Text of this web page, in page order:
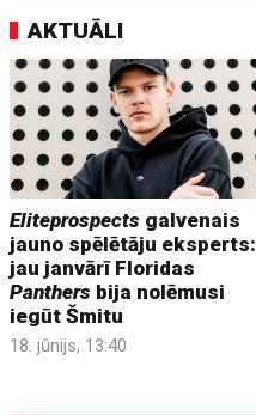
AKTUĀLI
Eliteprospects galvenais
jauno spēlētāju eksperts:
jau janvārī Floridas
Panthers bija nolēmusi
iegūt Šmitu
18. jūnijs, 13:40